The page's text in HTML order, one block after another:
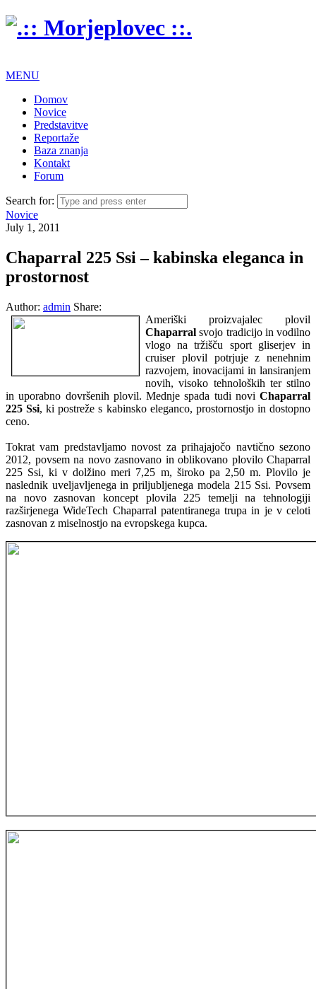
MENU
Domov
Novice
Predstavitve
Reportaže
Baza znanja
Kontakt
Forum
Search for:
Novice
July 1, 2011
Chaparral 225 Ssi – kabinska eleganca in
prostornost
Author: admin Share:
Ameriški proizvajalec plovil
Chaparral svojo tradicijo in vodilno
vlogo na tržišču sport gliserjev in
cruiser plovil potrjuje z nenehnim
razvojem, inovacijami in lansiranjem
novih, visoko tehnoloških ter stilno
in uporabno dovršenih plovil. Mednje spada tudi novi Chaparral
225 Ssi, ki postreže s kabinsko eleganco, prostornostjo in dostopno
ceno.
Tokrat vam predstavljamo novost za prihajajočo navtično sezono
2012, povsem na novo zasnovano in oblikovano plovilo Chaparral
225 Ssi, ki v dolžino meri 7,25 m, široko pa 2,50 m. Plovilo je
naslednik uveljavljenega in priljubljenega modela 215 Ssi. Povsem
na novo zasnovan koncept plovila 225 temelji na tehnologiji
razširjenega WideTech Chaparral patentiranega trupa in je v celoti
zasnovan z miselnostjo na evropskega kupca.